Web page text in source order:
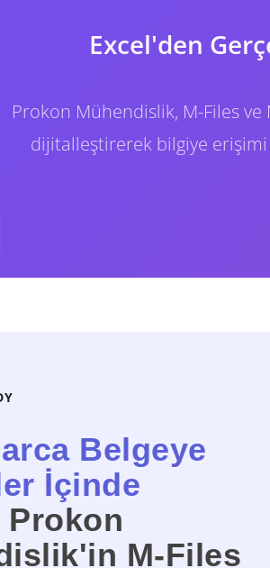
Excel'den
Prokon Mühendislik, M-Files ve
dijitalleştirerek bilgiye erişimi
Belgeye
İçinde
Prokon
M-Files